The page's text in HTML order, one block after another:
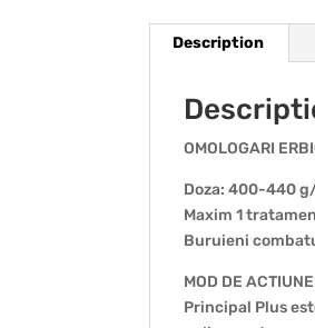
Description
OMOLOGARI
Doza: 400-440
Maxim 1
Buruieni
MOD DE
Principal Plus